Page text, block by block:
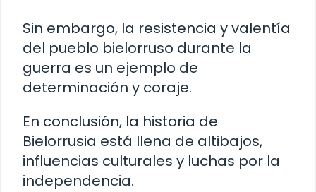
Sin embargo, la resistencia y valentía
del pueblo bielorruso durante la
guerra es un ejemplo de
determinación y coraje.
En conclusión, la historia de
Bielorrusia está llena de altibajos,
influencias culturales y luchas por la
independencia.